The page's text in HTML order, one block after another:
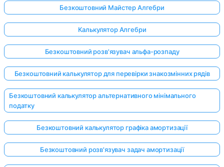
Безкоштовний Майстер Алгебри
Калькулятор Алгебри
Безкоштовний розв'язувач альфа-розпаду
Безкоштовний калькулятор для перевірки знакозмінних рядів
Безкоштовний калькулятор альтернативного мінімального
податку
Безкоштовний калькулятор графіка амортизації
Безкоштовний розв'язувач задач амортизації